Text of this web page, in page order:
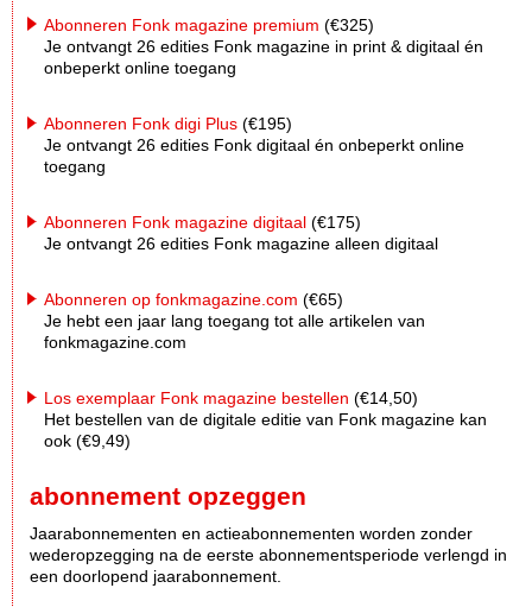
Abonneren Fonk magazine premium (€325)
Je ontvangt 26 edities Fonk magazine in print & digitaal én
onbeperkt online toegang
Abonneren Fonk digi Plus (€195)
Je ontvangt 26 edities Fonk digitaal én onbeperkt online
toegang
Abonneren Fonk magazine digitaal (€175)
Je ontvangt 26 edities Fonk magazine alleen digitaal
Abonneren op fonkmagazine.com (€65)
Je hebt een jaar lang toegang tot alle artikelen van
fonkmagazine.com
Los exemplaar Fonk magazine bestellen (€14,50)
Het bestellen van de digitale editie van Fonk magazine kan
ook (€9,49)
abonnement opzeggen
Jaarabonnementen en actieabonnementen worden zonder
wederopzegging na de eerste abonnementsperiode verlengd in
een doorlopend jaarabonnement.